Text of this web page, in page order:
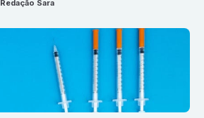
Redação Sara